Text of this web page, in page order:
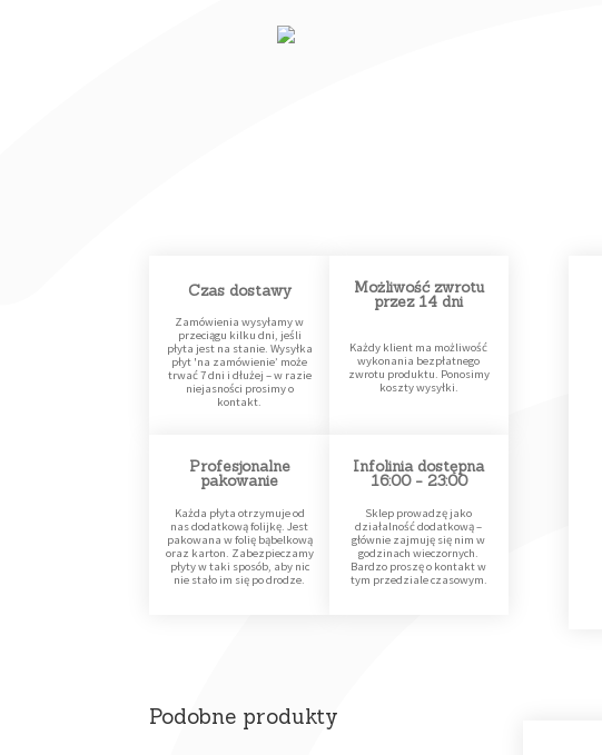
Czas dostawy
Zamówienia wysyłamy w
przeciągu kilku dni, jeśli
płyta jest na stanie. Wysyłka
płyt 'na zamówienie’ może
trwać 7 dni i dłużej – w razie
niejasności prosimy o
kontakt.
Możliwość zwrotu
przez 14 dni
Każdy klient ma możliwość
wykonania bezpłatnego
zwrotu produktu. Ponosimy
koszty wysyłki.
Profesjonalne
pakowanie
Każda płyta otrzymuje od
nas dodatkową folijkę. Jest
pakowana w folię bąbelkową
oraz karton. Zabezpieczamy
płyty w taki sposób, aby nic
nie stało im się po drodze.
Infolinia dostępna
16:00 - 23:00
Sklep prowadzę jako
działalność dodatkową –
głównie zajmuję się nim w
godzinach wieczornych.
Bardzo proszę o kontakt w
tym przedziale czasowym.
Podobne produkty